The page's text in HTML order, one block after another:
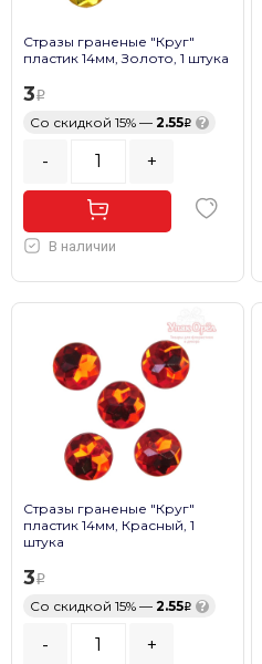
Стразы граненые "Круг"
пластик 14мм, Золото, 1 штука
3
Со скидкой 15% — 2.55 ?
- +
В наличии
Стразы граненые "Круг"
пластик 14мм, Красный, 1
штука
3
Со скидкой 15% — 2.55 ?
- +